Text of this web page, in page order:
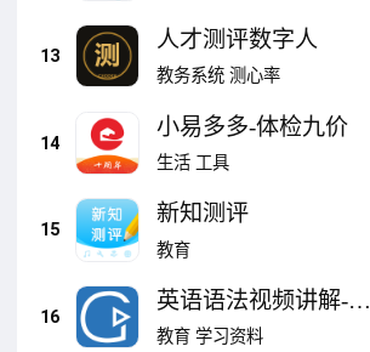
13
人才测评数字人
教务系统 测心率
14
小易多多-体检九价
生活 工具
15
新知测评
教育
16
英语语法视频讲解-试
卷测评及英语口语练
教育 学习资料